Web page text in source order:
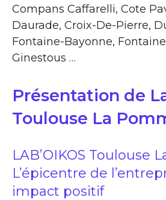
Compans Caffarelli, Cote
Daurade, Croix-De-Pierre,
Fontaine-Bayonne,
Ginestous …
Présentation de
Toulouse La
LAB’OIKOS Toulouse
L’épicentre de
impact positif